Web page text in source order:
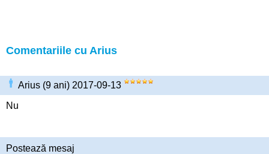
Comentariile cu Arius
Arius (9 ani) 2017-09-13
Nu
Postează mesaj